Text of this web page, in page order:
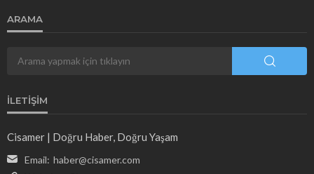
ARAMA
İLETIŞIM
Cisamer | Doğru Haber, Doğru Yaşam
Email: haber@cisamer.com